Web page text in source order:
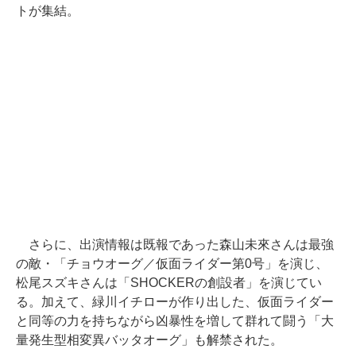
トが集結。
さらに、出演情報は既報であった森山未來さんは最強
の敵・「チョウオーグ／仮面ライダー第0号」を演じ、
松尾スズキさんは「SHOCKERの創設者」を演じてい
る。加えて、緑川イチローが作り出した、仮面ライダー
と同等の力を持ちながら凶暴性を増して群れて闘う「大
量発生型相変異バッタオーグ」も解禁された。